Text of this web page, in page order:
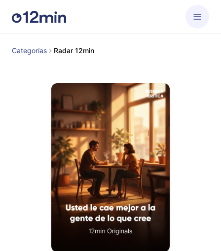
Categorías Radar 12min